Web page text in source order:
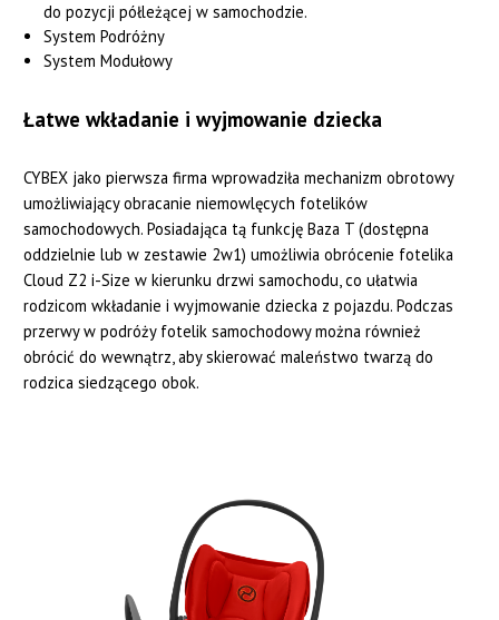
do pozycji półleżącej w samochodzie.
System Podróżny
System Modułowy
Łatwe wkładanie i wyjmowanie dziecka
CYBEX jako pierwsza firma wprowadziła mechanizm obrotowy
umożliwiający obracanie niemowlęcych fotelików
samochodowych. Posiadająca tą funkcję Baza T (dostępna
oddzielnie lub w zestawie 2w1) umożliwia obrócenie fotelika
Cloud Z2 i-Size w kierunku drzwi samochodu, co ułatwia
rodzicom wkładanie i wyjmowanie dziecka z pojazdu. Podczas
przerwy w podróży fotelik samochodowy można również
obrócić do wewnątrz, aby skierować maleństwo twarzą do
rodzica siedzącego obok.